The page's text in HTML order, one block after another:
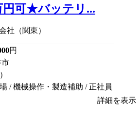
円可★バッテリ...
社（関東）
円
市
/ 機械操作・製造補助 / 正社員
詳細を表示